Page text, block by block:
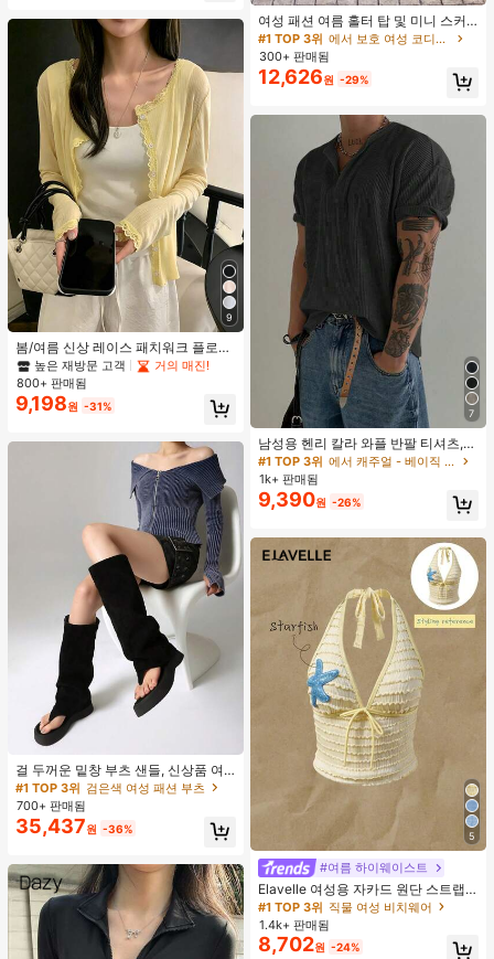
9
봄/여름 신상 레이스 패치워크 플로럴
트림 소프트 니트 가디건 경량 재킷 탑
여성용, 코티지코어 옐로우
높은 재방문 고객
거의 매진!
800+ 판매됨
9,198원 -31%
걸 두꺼운 밑창 부츠 샌들, 신상품 여
름 키높이 롱 샤프트 니치 섹시 팝 걸
끈 레트로 스트리트 스타일 앵클 부츠
#1 TOP 3위
거의 매진!
#1 TOP 3위 검은색 여성 패션 부츠
거의 매진!
#1 TOP 3위 검은색 여성 패션 부츠
거의 매진!
#1 TOP 3위 검은색 여성 패션 부츠
700+ 판매됨
35,437원 -36%
여성 패션 여름 홀터 탑 및 미니 스커
트 세트, 저녁 데이트, 연회, 파티에 적
합, 화이트 우아한, 데이트 나이트
#1 TOP 3위
에서 보호 여성 코디네이터
300+ 판매됨
12,626원 -29%
7
남성용 헨리 칼라 와플 반팔 티셔츠,
가볍고 통기성이 좋은 기본 티, 미국
미니멀리스트 스타일, 모든 계절에 적
합
#1 TOP 3위
에서 캐주얼 - 베이직 남성 상의
1k+ 판매됨
9,390원 -26%
5
#여름 하이웨이스트
Elavelle 여성용 자카드 원단 스트랩
불가사리 장식 홀터 탑, 봄/여름에 적
합 (탑만 포함, 반바지 미포함)
#1 TOP 3위 직물 여성 비치웨어
1.4k+ 판매됨
8,702원 -24%